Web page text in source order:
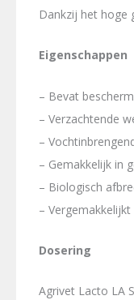
Dankzij het hoge
Eigenschappen
– Bevat
– Verzachtende
–
– Gemakkelijk in
– Biologisch
–
Dosering
Agrivet Lacto LA